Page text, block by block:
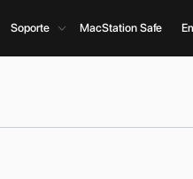
Soporte MacStation Safe